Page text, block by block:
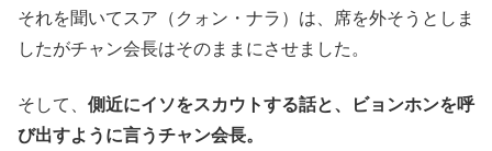
それを聞いてスア（クォン・ナラ）は、席を外そうとしま
したがチャン会長はそのままにさせました。
そして、 側近にイソをスカウトする話と、ビョンホンを呼
び出すように言うチャン会長。